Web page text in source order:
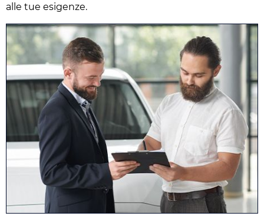
alle tue esigenze.